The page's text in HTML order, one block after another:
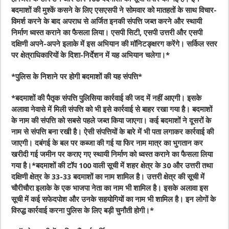
बदमाशों की मुश्कें कसने के लिए एसएसपी ने सोमवार को मातहतों के साथ विचार-
विमर्श करने के बाद अपराध से अर्जित इनकी संपत्ति जब्त करने और स्थायी
निर्माण ध्वस्त कराने का फैसला लिया। एसपी सिटी, एसपी उत्तरी और एसपी
दक्षिणी अपने-अपने इलाके में इस अभियान की मॉनिटङ्क्षरग करेंगे। सर्किल स्तर
पर क्षेत्राधिकारियों के दिशा-निर्देशन में यह अभियान चलेगा।*
*पुलिस के निशाने पर होगी बदमाशों की यह संपत्ति*
*बदमाशों की पैतृक संपत्ति पुलिसिया कार्रवाई की जद में नहीं आएगी। इसके
अलावा नेवासे में मिली संपत्ति को भी इसे कार्रवाई से बाहर रखा गया है। बदमाशों
के नाम की संपत्ति को सबसे पहले जब्त किया जाएगा। कई बदमाशों ने दूसरों के
नाम से संपत्ति बना रखी है। ऐसी संपत्तियों के बारे में भी पता लगाकर कार्रवाई की
जाएगी। दबंगई के बल पर कब्जा की गई या फिर नाम मात्र का भुगतान कर
खरीदी गई जमीन पर कराए गए स्थायी निर्माण को ध्वस्त कराने का फैसला लिया
गया है।*बदमाशों की टॉप 100 वाली सूची में शहर क्षेत्र के 30 और उत्तरी तथा
दक्षिणी क्षेत्र के 33-33 बदमाशों का नाम शामिल है। उत्तरी क्षेत्र की सूची में
चौरीचौरा इलाके के एक भाजपा नेता का नाम भी शामिल है। इसके अलावा इस
सूची में कई सफेदपोश और उनके सहयोगियों का नाम भी शामिल है। इन लोगों के
विरुद्ध कार्रवाई करना पुलिस के लिए बड़ी चुनौती होगी।*